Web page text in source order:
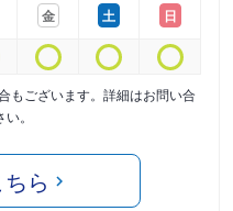
金
土
日
もございます。詳細はお問い合
。
ら